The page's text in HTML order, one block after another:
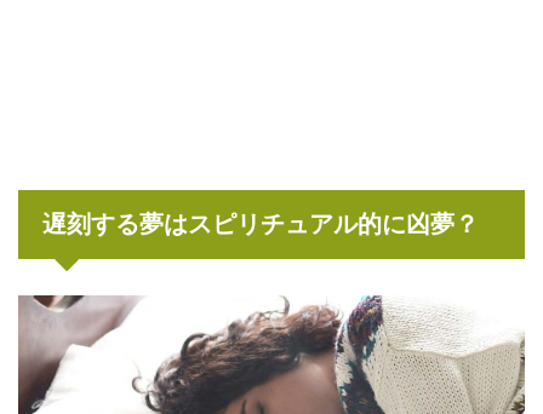
遅刻する夢はスピリチュアル的に凶夢？